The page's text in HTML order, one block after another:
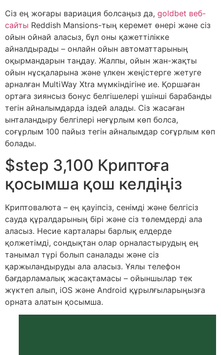
Сіз ең жоғары вариация болсаңыз да, goldbet веб-
сайты Reddish Mansions-тың керемет өнері және сіз
ойын ойнай аласыз, бұл оны қажеттілікке
айналдырады – онлайн ойын автоматтарының
оқырмандарын таңдау. Жалпы, ойын жан-жақты
ойын нұсқаларына және үлкен жеңістерге жетуге
арналған MultiWay Xtra мүмкіндігіне ие. Қоршаған
ортаға зиянсыз бонус белгішелері үшінші барабанды
тегін айналымдарда іздей алады. Сіз жасаған
ынталандыру белгілері неғұрлым көп болса,
соғұрлым 100 пайыз тегін айналымдар соғұрлым көп
болады.
$step 3,100 Криптоға
қосымша қош келдіңіз
Криптовалюта – ең қауіпсіз, сенімді және белгісіз
сауда құралдарының бірі және сіз төлемдерді ала
аласыз. Несие карталары барлық елдерде
қолжетімді, сондықтан олар орналастырудың ең
танымал түрі болып саналады және сіз
қаржыландыруды ала аласыз. Ұялы телефон
бағдарламалық жасақтамасы – ойыншылар тек
жүктеп алып, iOS және Android құрылғыларыңызға
орната алатын қосымша.